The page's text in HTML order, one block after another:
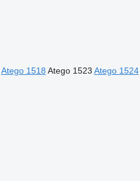
Atego 1518 Atego 1523 Atego 1524